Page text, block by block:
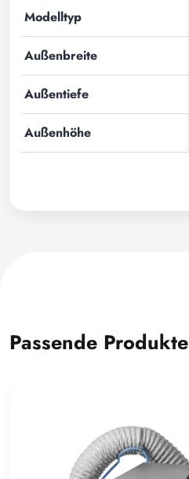
Modelltyp
Außenbreite
Außentiefe
Außenhöhe
Passende Produkte